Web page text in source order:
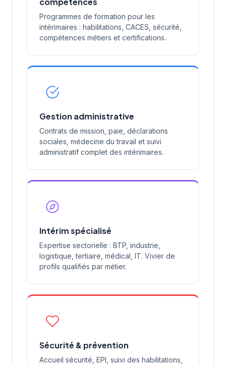
Programmes de formation pour les
intérimaires : habilitations, CACES, sécurité,
compétences métiers et certifications.
Gestion administrative
Contrats de mission, paie, déclarations
sociales, médecine du travail et suivi
administratif complet des intérimaires.
Intérim spécialisé
Expertise sectorielle : BTP, industrie,
logistique, tertiaire, médical, IT. Vivier de
profils qualifiés par métier.
Sécurité & prévention
Accueil sécurité, EPI, suivi des habilitations,